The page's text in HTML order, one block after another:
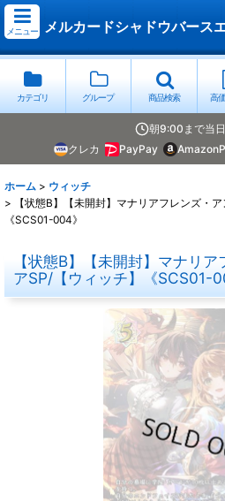
メニュー メルカードシャドウバース
カテゴリ グループ 商品検索 高
朝9:00まで当
クレカ
PayPay
ホーム > ウィッチ
>
【状態B】【未開封】マナリアフレンズ・
《SCS01-004》
【状態B】【未開封】マナリ
アSP/【ウィッチ】《SCS01-